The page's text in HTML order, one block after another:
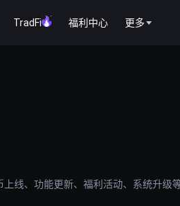
TradFi 福利中心 更多
线、功能更新、福利活动、系统升级